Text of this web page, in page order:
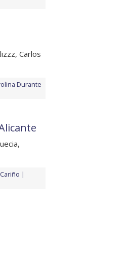
Carlos
Durante
Cariño